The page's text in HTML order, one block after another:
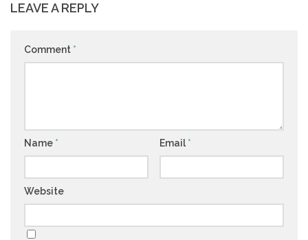
LEAVE A REPLY
Comment *
Name * Email *
Website